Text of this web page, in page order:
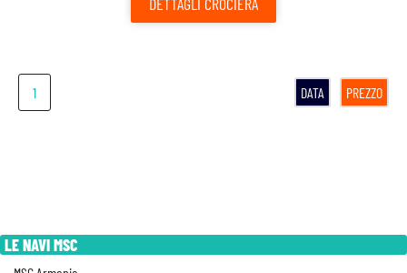
1 DATA PREZZO
LE NAVI MSC